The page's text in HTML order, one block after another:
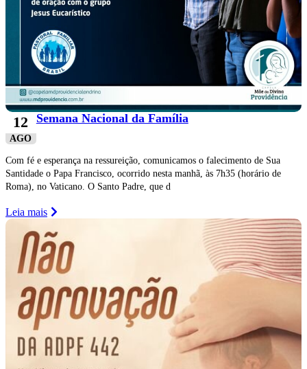
12
AGO
Semana Nacional da Família
Com fé e esperança na ressureição, comunicamos o falecimento de Sua
Santidade o Papa Francisco, ocorrido nesta manhã, às 7h35 (horário de
Roma), no Vaticano. O Santo Padre, que d
Leia mais